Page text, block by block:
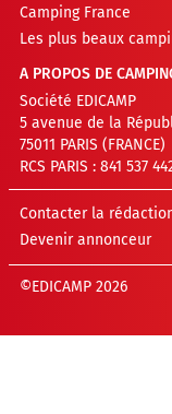
Camping France
Les plus beaux
A PROPOS DE
Société EDICAMP
5 avenue de la
75011 PARIS (FRANCE)
RCS PARIS : 841 537
Contacter la
Devenir annonceur
©EDICAMP 2026